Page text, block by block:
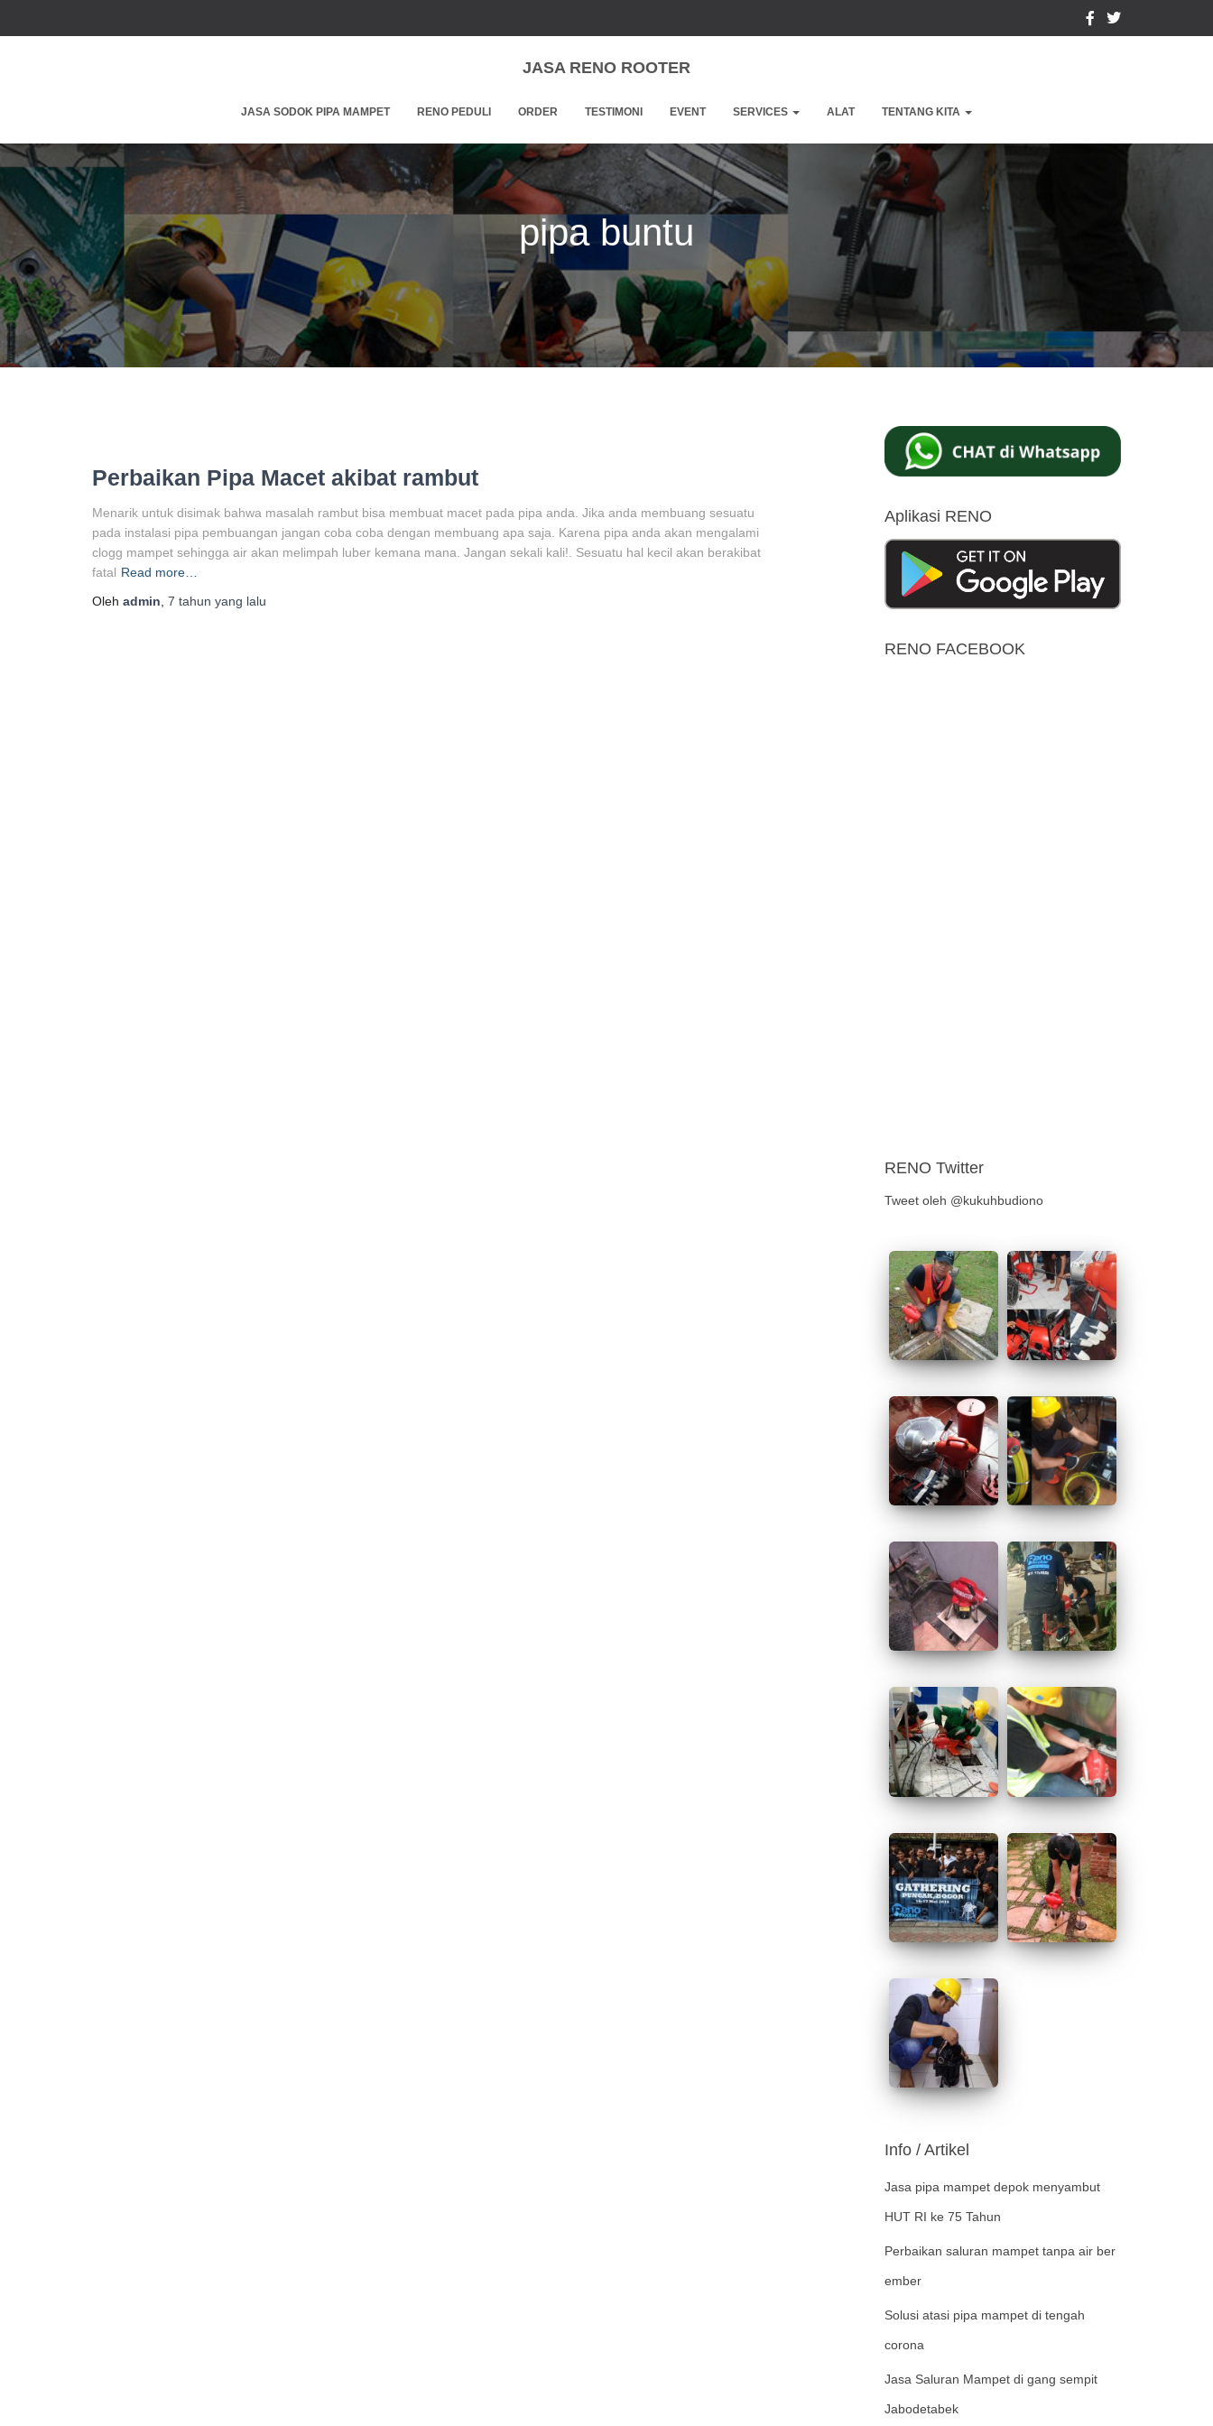
JASA RENO ROOTER
JASA SODOK PIPA MAMPET RENO PEDULI ORDER TESTIMONI EVENT SERVICES ALAT TENTANG KITA
pipa buntu
Perbaikan Pipa Macet akibat rambut
Menarik untuk disimak bahwa masalah rambut bisa membuat macet pada pipa anda. Jika anda membuang sesuatu
pada instalasi pipa pembuangan jangan coba coba dengan membuang apa saja. Karena pipa anda akan mengalami
clogg mampet sehingga air akan melimpah luber kemana mana. Jangan sekali kali!. Sesuatu hal kecil akan berakibat
fatal Read more…
Oleh admin 7 tahun yang lalu
Aplikasi RENO
RENO FACEBOOK
RENO Twitter
Tweet oleh @kukuhbudiono
Info / Artikel
Jasa pipa mampet depok menyambut
HUT RI ke 75 Tahun
Perbaikan saluran mampet tanpa air ber
ember
Solusi atasi pipa mampet di tengah
corona
Jasa Saluran Mampet di gang sempit
Jabodetabek